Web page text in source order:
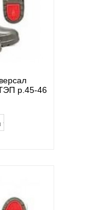
р.45-46